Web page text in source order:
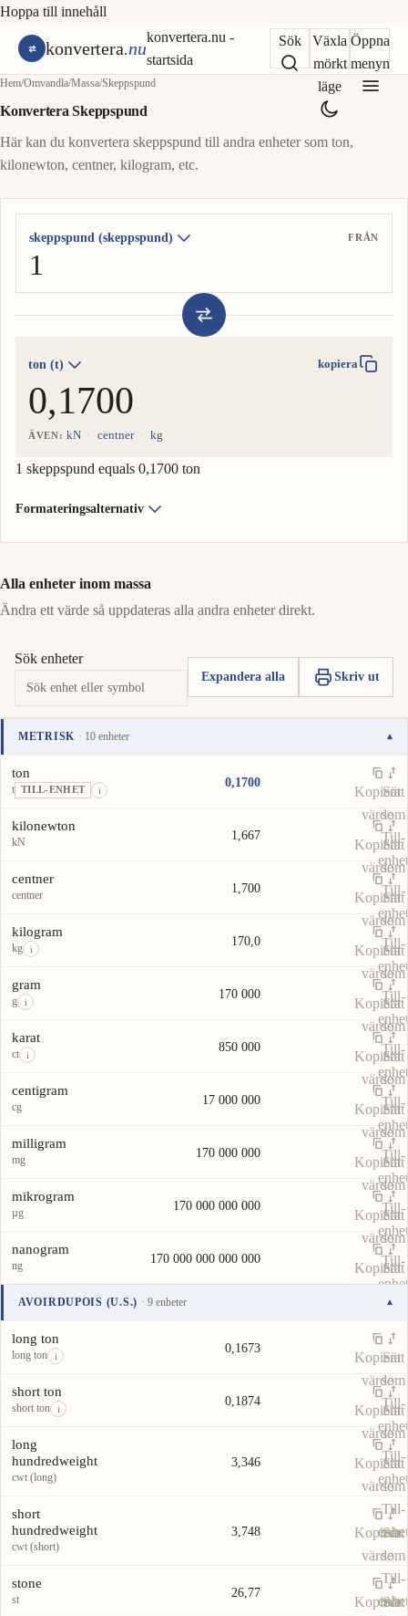
Hoppa till innehåll
konvertera.nu
konvertera.nu -
startsida
Sök
Växla
mörkt
läge
Öppna
menyn
Hem/Omvandla/Massa/Skeppspund
Konvertera Skeppspund
Här kan du konvertera skeppspund till andra enheter som ton,
kilonewton, centner, kilogram, etc.
skeppspund (skeppspund) FRÅN
ton (t) kopiera
ÄVEN: kN centner kg
1 skeppspund equals 0,1700 ton
Formateringsalternativ
Alla enheter inom massa
Ändra ett värde så uppdateras alla andra enheter direkt.
Sök enheter
Expandera alla Skriv ut
METRISK · 10 enheter ▾
Enhet
ton
t TILL-ENHET i
0,1700
Kopiera
värde
Sätt
som
Till-
enhet
kilonewton
kN 1,667
Kopiera
värde
Sätt
som
Till-
enhet
centner
centner 1,700
Kopiera
värde
Sätt
som
Till-
enhet
kilogram
kg i
170,0
Kopiera
värde
Sätt
som
Till-
enhet
gram
g i
170 000
Kopiera
värde
Sätt
som
Till-
enhet
karat
ct i
850 000
Kopiera
värde
Sätt
som
Till-
enhet
centigram
cg 17 000 000
Kopiera
värde
Sätt
som
Till-
enhet
milligram
mg 170 000 000
Kopiera
värde
Sätt
som
Till-
enhet
mikrogram
µg 170 000 000 000
Kopiera
värde
Sätt
som
Till-
enhet
nanogram
ng 170 000 000 000 000
Kopiera
Sätt
enhet
AVOIRDUPOIS (U.S.) · 9 enheter ▾
Enhet Värde
long ton
long ton i
0,1673
Kopiera
värde
Sätt
som
Till-
enhet
short ton
short ton i
0,1874
Kopiera
värde
Sätt
som
Till-
enhet
long
hundredweight
cwt (long)
3,346
Kopiera
värde
Sätt
som
Till-
enhet
short
hundredweight
cwt (short)
3,748
Kopiera
värde
Sätt
som
Till-
enhet
stone
st 26,77
Kopiera
Sätt